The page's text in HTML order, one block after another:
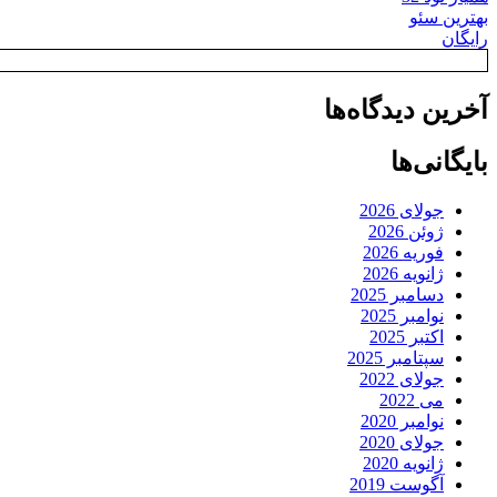
بهترین سئو
رایگان
آخرین دیدگاه‌ها
بایگانی‌ها
جولای 2026
ژوئن 2026
فوریه 2026
ژانویه 2026
دسامبر 2025
نوامبر 2025
اکتبر 2025
سپتامبر 2025
جولای 2022
می 2022
نوامبر 2020
جولای 2020
ژانویه 2020
آگوست 2019